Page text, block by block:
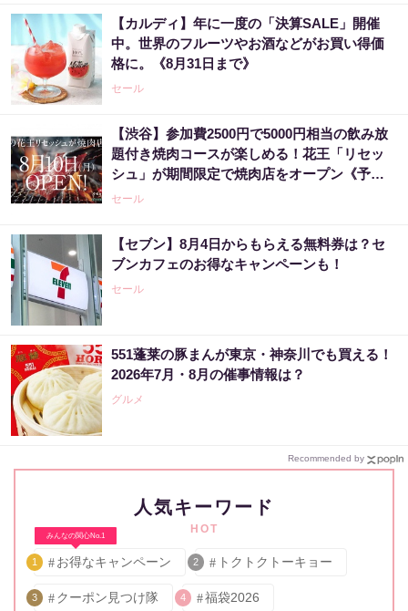
【カルディ】年に一度の「決算SALE」開催
中。世界のフルーツやお酒などがお買い得価
格に。《8月31日まで》
セール
【渋谷】参加費2500円で5000円相当の飲み放
題付き焼肉コースが楽しめる！花王「リセッ
シュ」が期間限定で焼肉店をオープン《予約
受付中》
セール
【セブン】8月4日からもらえる無料券は？セ
ブンカフェのお得なキャンペーンも！
セール
551蓬莱の豚まんが東京・神奈川でも買える！
2026年7月・8月の催事情報は？
グルメ
Recommended by
人気キーワード
HOT
みんなの関心No.1
1 お得なキャンペーン 2 トクトクトーキョー
3 クーポン見つけ隊 4 福袋2026